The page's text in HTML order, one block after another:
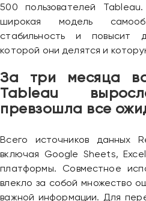
500 пользователей
широкая модель
стабильность и повысит
которой они делятся и
За три месяца
Tableau
превзошла все
Всего источников данных
включая Google Sheets,
платформы. Совместное
влекло за собой множество
важной информации. Для